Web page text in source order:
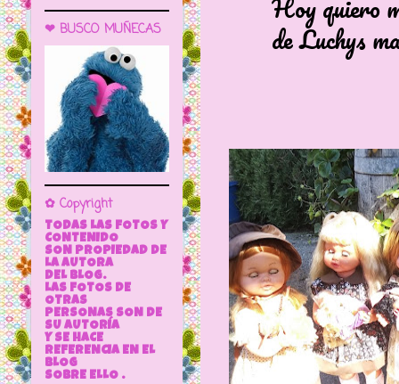
Hoy quiero
de Luchys
❤ BUSCO MUÑECAS
✿ Copyright
TODAS LAS FOTOS Y
CONTENIDO
SON PROPIEDAD DE
LA AUTORA
DEL BLOG.
LAS FOTOS DE
OTRAS
PERSONAS SON DE
SU AUTORÍA
Y SE HACE
REFERENCIA EN EL
BLOG
SOBRE ELLO .